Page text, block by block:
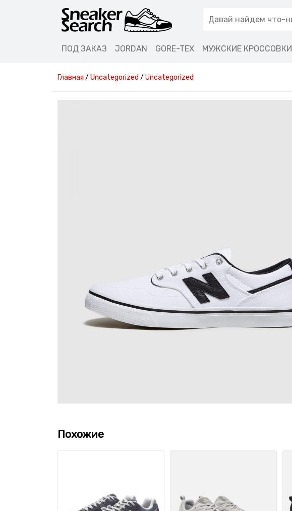
ПОД ЗАКАЗ JORDAN GORE-TEX МУЖСКИЕ КРОССОВКИ
Главная / Uncategorized / Uncategorized
Похожие